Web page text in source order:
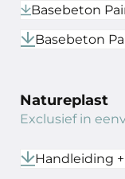
Basebeton
Natureplast
Exclusief in